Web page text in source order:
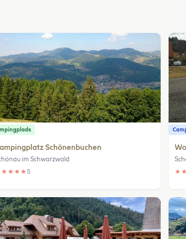
Schönenbuchen
im Schwarzwald
★ ★ ★ ★5 ★